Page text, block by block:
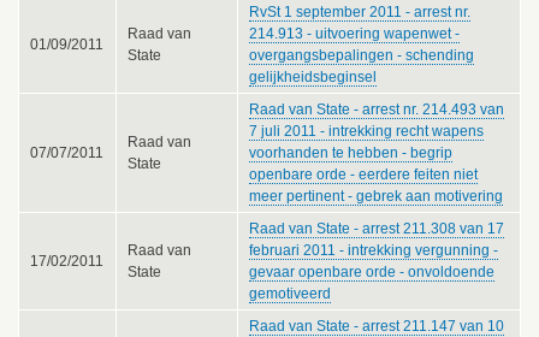
01/09/2011
Raad van
State
RvSt 1 september 2011 - arrest nr.
214.913 - uitvoering wapenwet -
overgangsbepalingen - schending
gelijkheidsbeginsel
07/07/2011
Raad van
State
Raad van State - arrest nr. 214.493 van
7 juli 2011 - intrekking recht wapens
voorhanden te hebben - begrip
openbare orde - eerdere feiten niet
meer pertinent - gebrek aan motivering
17/02/2011
Raad van
State
Raad van State - arrest 211.308 van 17
februari 2011 - intrekking vergunning -
gevaar openbare orde - onvoldoende
gemotiveerd
Raad van State - arrest 211.147 van 10